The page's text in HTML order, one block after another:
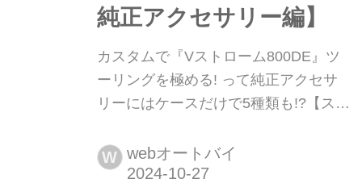
純正アクセサリー編】
カスタムで『Vストローム800DE』ツ
ーリングを極める! って純正アクセサ
リーにはケースだけで5種類も!?【スズ
STROM 800DE 純正アクセサリー編】
『Vストローム800DE』の純正アクセ
W webオートバイ